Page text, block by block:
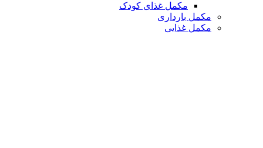
مکمل غذای کودک
مکمل بارداری
مکمل غذایی